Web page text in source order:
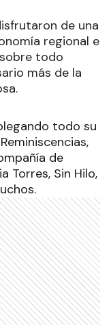
de una
regional e
todo
más de la
todo su
de
Torres, Sin Hilo,